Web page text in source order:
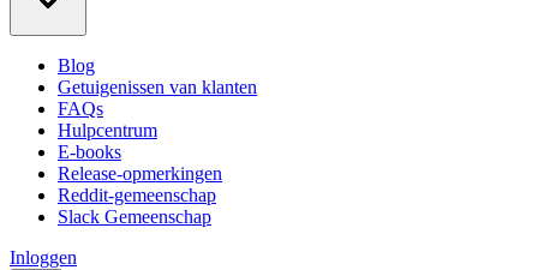
Blog
Getuigenissen van klanten
FAQs
Hulpcentrum
E-books
Release-opmerkingen
Reddit-gemeenschap
Slack Gemeenschap
Inloggen